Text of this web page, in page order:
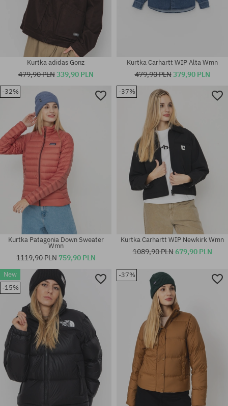
Dostępne rozmiary:
Dostępne rozmiary:
Dostępne rozmiary:
L; XL
Kurtka adidas Gonz
479,90 PLN339,90 PLN
Dostępne rozmiary:
Kurtka Carhartt WIP Alta Wmn
479,90 PLN379,90 PLN
-32%
Kurtka Patagonia Down Sweater
Wmn
1119,90 PLN 759,90 PLN
-37%
Kurtka Carhartt WIP Newkirk Wmn
1089,90 PLN679,90 PLN
New
-15%
-37%